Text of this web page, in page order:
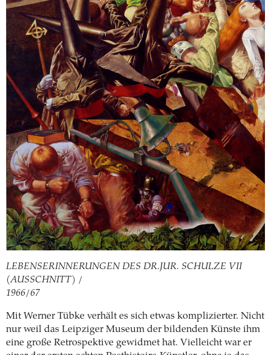
LEBENSERINNERUNGEN DES DR.JUR. SCHULZE VII
(AUSSCHNITT) /
1966/67
Mit Werner Tübke verhält es sich etwas komplizierter. Nicht
nur weil das Leipziger Museum der bildenden Künste ihm
eine große Retrospektive gewidmet hat. Vielleicht war er